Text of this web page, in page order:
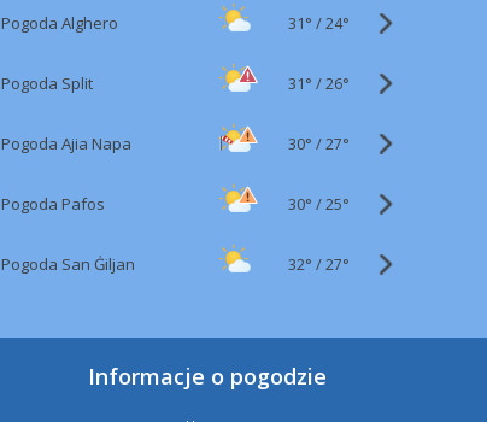
Pogoda Alghero 31° /24°
Pogoda Split 31° /26°
Pogoda Ajia Napa 30° /27°
Pogoda Pafos 30° /25°
Pogoda San Ġiljan 32° /27°
Informacje o pogodzie